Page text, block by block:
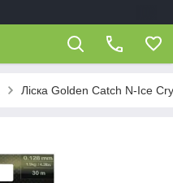
Ліска Golden Catch N-Ice